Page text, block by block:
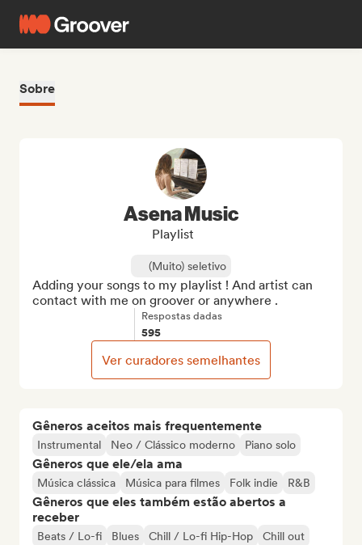
Sobre
Gêneros aceitos mais frequentemente
Instrumental Neo / Clássico moderno Piano solo
Gêneros que ele/ela ama
Música clássica Música para filmes Folk indie R&B
Gêneros que eles também estão abertos a
receber
Beats / Lo-fi Blues Chill / Lo-fi Hip-Hop
Chill out
Asena Music
Playlist
(Muito) seletivo
Adding your songs to my playlist ! And artist can
contact with me on groover or anywhere .
Respostas dadas
595
Ver curadores semelhantes